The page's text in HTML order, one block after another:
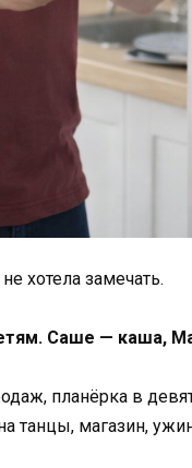
хотела замечать.
Саше — каша,
планёрка в
танцы, магазин,